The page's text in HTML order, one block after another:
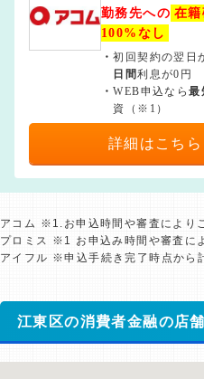
勤務先への 在
100%なし
・初回契約の翌日
日間利息が0円
・WEB申込なら最
資（※1）
詳細はこちら
アコム ※1.お申込時間や審査により
プロミス ※1 お申込み時間や審査に
アイフル ※申込手続き完了時点から
江東区の消費者金融の店